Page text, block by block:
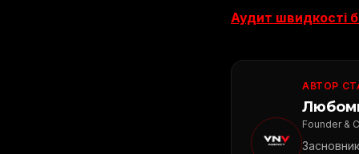
Аудит швидкості
АВТОР
Founder &